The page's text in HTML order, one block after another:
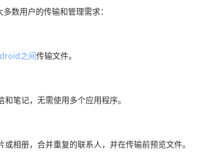
数用户的传输和管理需求：
之间传输文件。
笔记，无需使用多个应用程序。
相册，合并重复的联系人，并在传输前预览文件。